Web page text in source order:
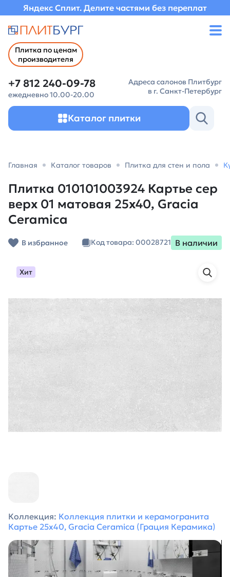
Яндекс Сплит. Делите частями без переплат
Плитка по ценам
производителя
+7 812 240-09-78
ежедневно 10.00-20.00
Адреса салонов Плитбург
в г. Санкт-Петербург
Каталог плитки
Главная Каталог товаров Плитка для стен и пола
Плитка 010101003924 Картье сер
верх 01 матовая 25х40, Gracia
Ceramica
В избранное Код товара: 00028721 В наличии
Хит
Коллекция: Коллекция плитки и керамогранита
Картье 25х40, Gracia Ceramica (Грация Керамика)